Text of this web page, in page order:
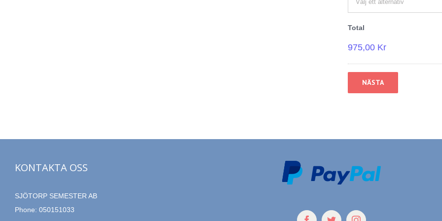
Total
975,00 Kr
KONTAKTA OSS
SJÖTORP SEMESTER AB
Phone: 050151033